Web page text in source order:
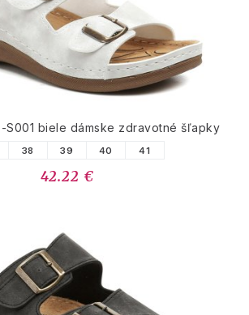
S001 biele dámske zdravotné šľapky
38 39 40 41
42.22 €